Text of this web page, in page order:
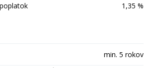
1,35 %
min. 5 rokov